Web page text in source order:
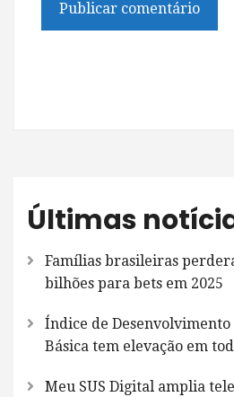
Últimas
Famílias brasileiras
bilhões para bets em 2025
Índice de Desenvolvimento
Básica tem elevação em
Meu SUS Digital amplia